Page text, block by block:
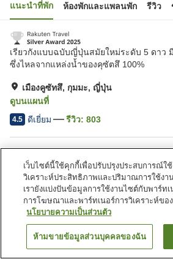
แนะนำที่พัก ห้องพักและแพลนพัก รีวิว
เรียวกังแบบฉบับญี่ปุ่นสมัยใหม่ระดับ 5 ดาว
ซึ่งไหลจากแหล่งน้ำของคุซัตสึ 100%
เมืองคูซัทสึ, กุมมะ, ญี่ปุ่น
ดูบนแผนที่
4.5 ดีเยี่ยม รีวิว: 803
Wi-Fi
ห้องอา
มุมอาหารว่างมื้อดึก
ปลอดบุ
หน้าแรก ญี่ปุ่น กุมมะ
Kusatsu Onsen Hotel Sakurai
ค้นหาห้องพัก
เว็บไซต์นี้ใช้คุกกี้เพื่อปรับปรุงประสบการณ์ใ
วิเคราะห์ประสิทธิภาพและปริมาณการใช้งา
เรายังแบ่งปันข้อมูลการใช้งานไซต์กับพาร์ทเ
การโฆษณาและพาร์ทเนอร์การวิเคราะห์ของ
นโยบายความเป็นส่วนตัว
ห้ามขายข้อมูลส่วนบุคคลของฉัน